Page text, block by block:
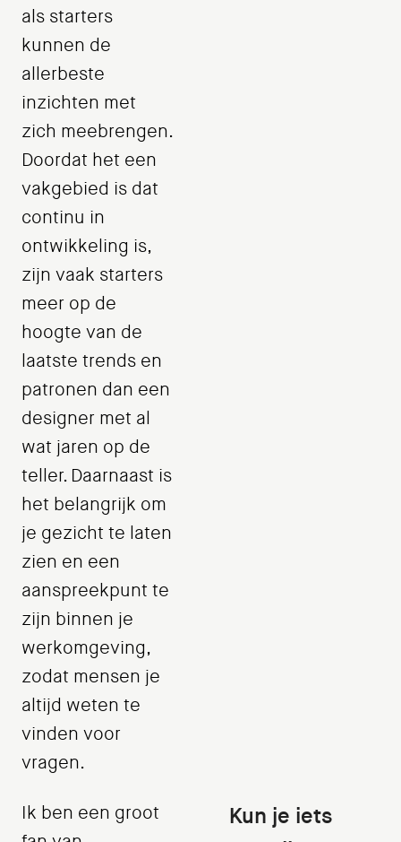
als starters
kunnen de
allerbeste
inzichten met
zich meebrengen.
Doordat het een
vakgebied is dat
continu in
ontwikkeling is,
zijn vaak starters
meer op de
hoogte van de
laatste trends en
patronen dan een
designer met al
wat jaren op de
teller. Daarnaast is
het belangrijk om
je gezicht te laten
zien en een
aanspreekpunt te
zijn binnen je
werkomgeving,
zodat mensen je
altijd weten te
vinden voor
vragen.
Ik ben een groot
Kun je iets